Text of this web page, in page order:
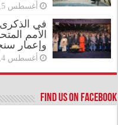
أغسطس 5, 2026
في الذكرى
الأمم
وإعمار
أغسطس 4, 2026
Find us on Facebook